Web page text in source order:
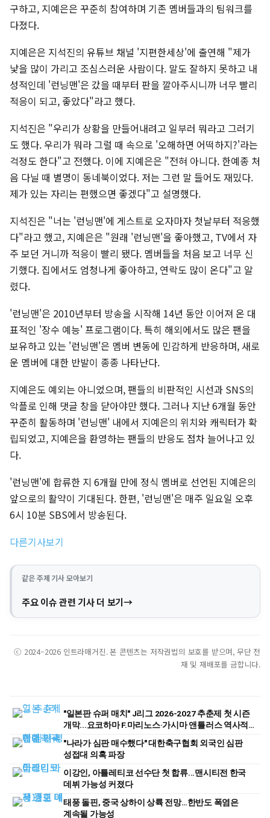
구하고, 지예은은 꾸준히 참여하며 기존 멤버들과의 팀워크를
다졌다.
지예은은 지석진의 유튜브 채널 '지편한세상'에 출연해 "제가
낯을 많이 가리고 조심스러운 사람이다. 말도 잘하지 못하고 내
성적인데 '런닝맨'은 갔을 때부터 판을 깔아주시니까 너무 빨리
적응이 되고, 좋았다"라고 했다.
지석진은 "우리가 상황을 만들어내려고 일부러 뭐라고 그러기
도 했다. 우리가 뭐라 그럴 때 속으로 '오해하면 어떡하지?'라는
걱정도 한다"고 전했다. 이에 지예은은 "전혀 아니다. 한예종 처
음 다닐 때 별명이 동네북이었다. 저는 그런 말 들어도 재밌다.
제가 있는 자리는 편했으면 좋겠다"고 설명했다.
지석진은 "너는 '런닝맨'에 게스트로 오자마자 첫날부터 적응했
다"라고 했고, 지예은은 "원래 '런닝맨'을 좋아했고, TV에서 자
주 보던 거니까 적응이 빨리 됐다. 멤버들을 처음 보고 너무 신
기했다. 집에서도 엄청나게 좋아하고, 연락도 많이 온다"고 알
렸다.
'런닝맨'은 2010년부터 방송을 시작해 14년 동안 이어져 온 대
표적인 '장수 예능' 프로그램이다. 특히 해외에서도 많은 팬을
보유하고 있는 '런닝맨'은 멤버 변동에 민감하게 반응하며, 새로
운 멤버에 대한 반발이 종종 나타난다.
지예은도 예외는 아니었으며, 팬들의 비판적인 시선과 SNS의
악플로 인해 댓글 창을 닫아야만 했다. 그러나 지난 6개월 동안
꾸준히 활동하며 '런닝맨' 내에서 지예은의 위치와 캐릭터가 확
립되었고, 지예은을 환영하는 팬들의 반응도 점차 늘어나고 있
다.
'런닝맨'에 합류한 지 6개월 만에 정식 멤버로 선언된 지예은의
앞으로의 활약이 기대된다. 한편, '런닝맨'은 매주 일요일 오후
6시 10분 SBS에서 방송된다.
다른기사보기
같은 주제 기사 모아보기
주요 이슈 관련 기사 더 보기
ⓒ 2024–2026 인트라매거진. 본 콘텐츠는 저작권법의 보호를 받으며, 무단 전
재 및 재배포를 금합니다.
"일본판 슈퍼 매치" J리그 2026-2027 추춘제 첫 시즌
개막...요코하마 F.마리노스·가시마 앤틀러스 역사적
"나라가 심판 매수했다" 대한축구협회 외국인 심판
성접대 의혹 파장
이강인, 아틀레티코 선수단 첫 합류...맨시티전 한국
데뷔 가능성 커졌다
태풍 돌핀, 중국 상하이 상륙 전망…한반도 폭염은
계속될 가능성